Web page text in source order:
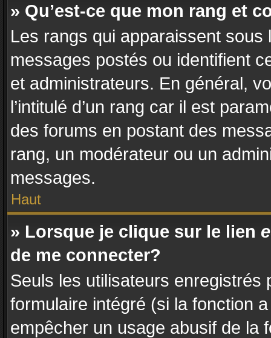
» Qu’est-ce que mon rang et
Les rangs qui apparaissent sous
messages postés ou identifient
et administrateurs. En général,
l’intitulé d’un rang car il est
des forums en postant des
rang, un modérateur ou un
messages.
Haut
» Lorsque je clique sur le lien
de me connecter?
Seuls les utilisateurs enregistrés
formulaire intégré (si la fonction
empêcher un usage abusif de la